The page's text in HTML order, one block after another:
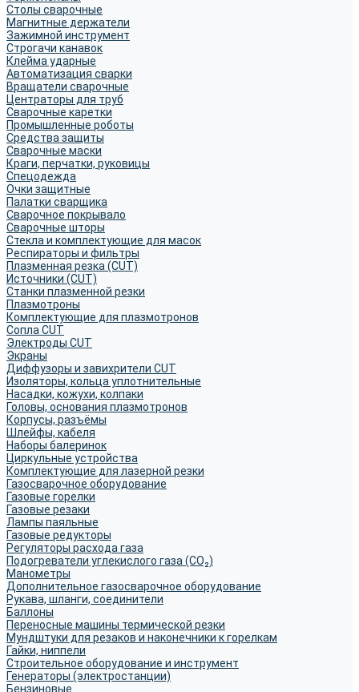
Столы сварочные
Магнитные держатели
Зажимной инструмент
Строгачи канавок
Клейма ударные
Автоматизация сварки
Вращатели сварочные
Центраторы для труб
Сварочные каретки
Промышленные роботы
Средства защиты
Сварочные маски
Краги, перчатки, руковицы
Спецодежда
Очки защитные
Палатки сварщика
Сварочное покрывало
Сварочные шторы
Стекла и комплектующие для масок
Респираторы и фильтры
Плазменная резка (CUT)
Источники (CUT)
Станки плазменной резки
Плазмотроны
Комплектующие для плазмотронов
Сопла CUT
Электроды CUT
Экраны
Диффузоры и завихрители CUT
Изоляторы, кольца уплотнительные
Насадки, кожухи, колпаки
Головы, основания плазмотронов
Корпусы, разъёмы
Шлейфы, кабеля
Наборы балеринок
Циркульные устройства
Комплектующие для лазерной резки
Газосварочное оборудование
Газовые горелки
Газовые резаки
Лампы паяльные
Газовые редукторы
Регуляторы расхода газа
Подогреватели углекислого газа (CO₂)
Манометры
Дополнительное газосварочное оборудование
Рукава, шланги, соединители
Баллоны
Переносные машины термической резки
Мундштуки для резаков и наконечники к горелкам
Гайки, ниппели
Строительное оборудование и инструмент
Генераторы (электростанции)
Бензиновые